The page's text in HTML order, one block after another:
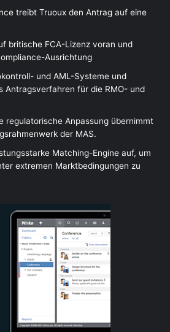
treibt Truoux den Antrag auf eine
britische FCA-Lizenz voran und
Ausrichtung
und AML-Systeme und
Antragsverfahren für die RMO- und
regulatorische Anpassung übernimmt
der MAS.
Matching-Engine auf, um
extremen Marktbedingungen zu